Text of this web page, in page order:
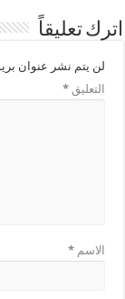
اترك تعليقاً
لن يتم نشر عنوان
التعليق*
الاسم*